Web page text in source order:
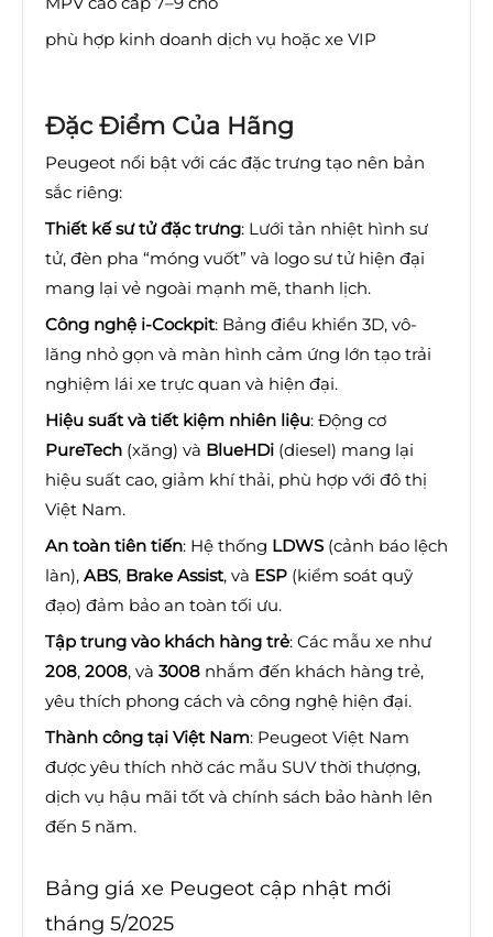
phù hợp kinh doanh dịch vụ hoặc xe VIP
Đặc Điểm Của Hãng
Peugeot nổi bật với các đặc trưng tạo nên bản
sắc riêng:
Thiết kế sư tử đặc trưng: Lưới tản nhiệt hình sư
tử, đèn pha “móng vuốt” và logo sư tử hiện đại
mang lại vẻ ngoài mạnh mẽ, thanh lịch.
Công nghệ i-Cockpit: Bảng điều khiển 3D, vô-
lăng nhỏ gọn và màn hình cảm ứng lớn tạo trải
nghiệm lái xe trực quan và hiện đại.
Hiệu suất và tiết kiệm nhiên liệu: Động cơ
PureTech (xăng) và BlueHDi (diesel) mang lại
hiệu suất cao, giảm khí thải, phù hợp với đô thị
Việt Nam.
An toàn tiên tiến: Hệ thống LDWS (cảnh báo lệch
làn), ABS, Brake Assist, và ESP (kiểm soát quỹ
đạo) đảm bảo an toàn tối ưu.
Tập trung vào khách hàng trẻ: Các mẫu xe như
208, 2008, và 3008 nhắm đến khách hàng trẻ,
yêu thích phong cách và công nghệ hiện đại.
Thành công tại Việt Nam: Peugeot Việt Nam
được yêu thích nhờ các mẫu SUV thời thượng,
dịch vụ hậu mãi tốt và chính sách bảo hành lên
đến 5 năm.
Bảng giá xe Peugeot cập nhật mới
tháng 5/2025